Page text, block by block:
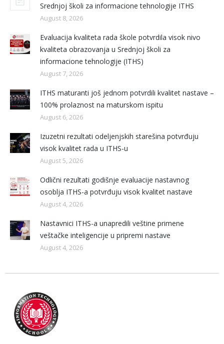
Srednjoj školi za informacione tehnologije ITHS
August 8, 2026
Evaluacija kvaliteta rada škole potvrdila visok nivo
kvaliteta obrazovanja u Srednjoj školi za
informacione tehnologije (ITHS)
August 7, 2026
ITHS maturanti još jednom potvrdili kvalitet nastave –
100% prolaznost na maturskom ispitu
August 6, 2026
Izuzetni rezultati odeljenjskih starešina potvrđuju
visok kvalitet rada u ITHS-u
August 5, 2026
Odlični rezultati godišnje evaluacije nastavnog
osoblja ITHS-a potvrđuju visok kvalitet nastave
August 4, 2026
Nastavnici ITHS-a unapredili veštine primene
veštačke inteligencije u pripremi nastave
August 4, 2026